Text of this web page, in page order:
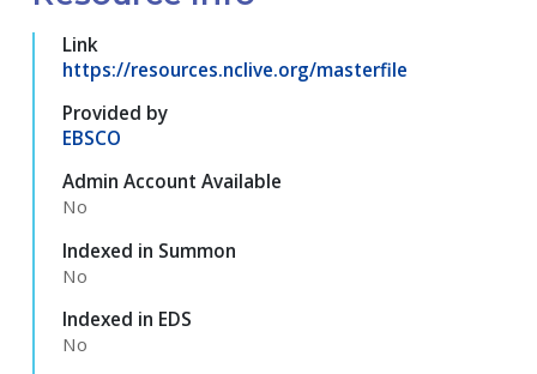
Link
https://resources.nclive.org/masterfile
Provided by
EBSCO
Admin Account Available
No
Indexed in Summon
No
Indexed in EDS
No